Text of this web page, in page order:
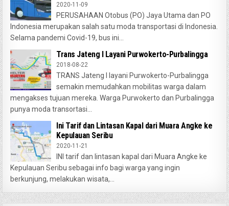
2020-11-09
PERUSAHAAN Otobus (PO) Jaya Utama dan PO
Indonesia merupakan salah satu moda transportasi di Indonesia.
Selama pandemi Covid-19, bus ini...
Trans Jateng I Layani Purwokerto-Purbalingga
2018-08-22
TRANS Jateng I layani Purwokerto-Purbalingga
semakin memudahkan mobilitas warga dalam
mengakses tujuan mereka. Warga Purwokerto dan Purbalingga
punya moda transortasi...
Ini Tarif dan Lintasan Kapal dari Muara Angke ke
Kepulauan Seribu
2020-11-21
INI tarif dan lintasan kapal dari Muara Angke ke
Kepulauan Seribu sebagai info bagi warga yang ingin
berkunjung, melakukan wisata,...